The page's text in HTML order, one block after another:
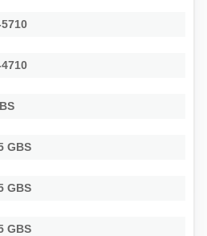
GBS
GBS
GBS